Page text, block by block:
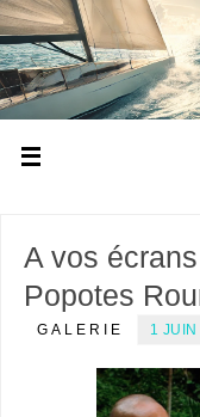
A vos
Popotes
GALERIE 1